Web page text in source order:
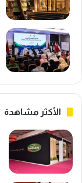
الأكثر مشاهدة